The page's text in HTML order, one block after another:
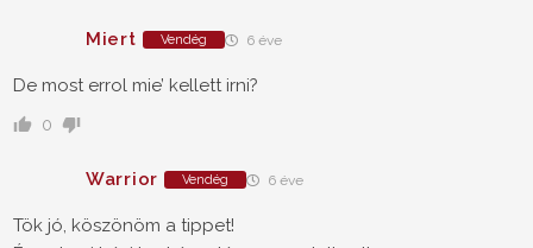
Miert Vendég 6 éve
De most errol mie’ kellett irni?
0
Warrior Vendég 6 éve
Tök jó, köszönöm a tippet!